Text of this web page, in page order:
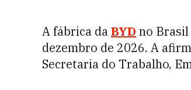
A fábrica daBYD no Brasil
dezembro de 2026. A
Secretaria do Trabalho,